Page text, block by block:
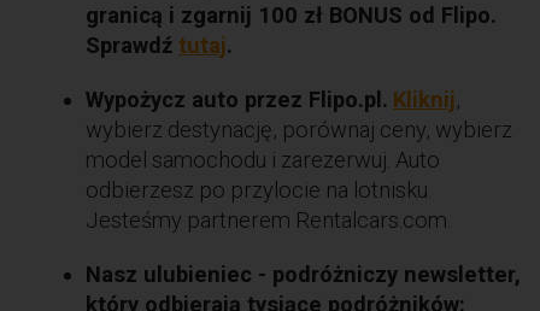
granicą i zgarnij 100 zł BONUS od Flipo.
Sprawdźtutaj.
Wypożycz auto przez Flipo.pl. Kliknij,
wybierz destynację, porównaj ceny, wybierz
model samochodu i zarezerwuj. Auto
odbierzesz po przylocie na lotnisku.
Jesteśmy partnerem Rentalcars.com.
Nasz ulubieniec - podróżniczy newsletter,
który odbierają tysiące podróżników: